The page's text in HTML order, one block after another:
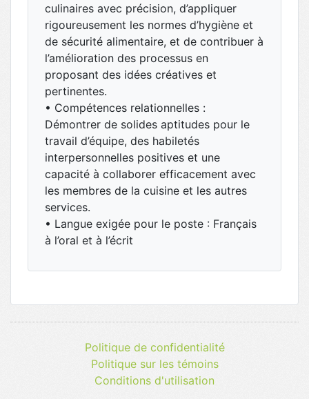
culinaires avec précision, d’appliquer
rigoureusement les normes d’hygiène et
de sécurité alimentaire, et de contribuer à
l’amélioration des processus en
proposant des idées créatives et
pertinentes.
• Compétences relationnelles :
Démontrer de solides aptitudes pour le
travail d’équipe, des habiletés
interpersonnelles positives et une
capacité à collaborer efficacement avec
les membres de la cuisine et les autres
services.
• Langue exigée pour le poste : Français
à l’oral et à l’écrit
Politique de confidentialité
Politique sur les témoins
Conditions d'utilisation